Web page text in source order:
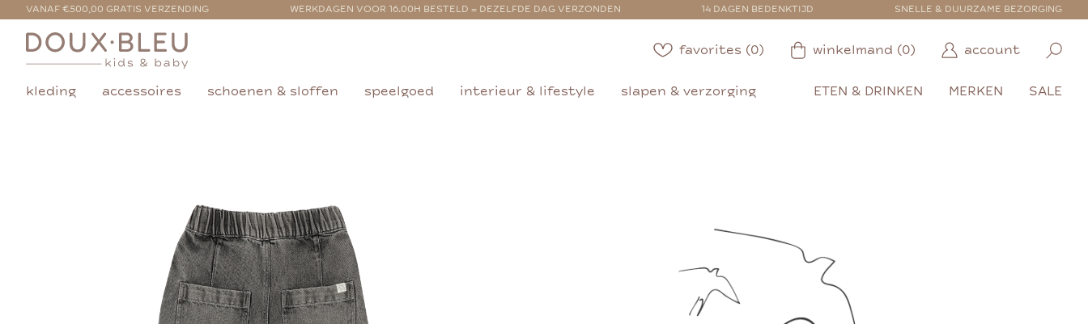
VANAF €500,00 GRATIS VERZENDING WERKDAGEN VOOR 16.00H BESTELD = DEZELFDE DAG VERZONDEN 14 DAGEN BEDENKTIJD SNELLE & DUURZAME BEZORGING
favorites (0) winkelmand (0) account
kleding accessoires schoenen & sloffen speelgoed interieur & lifestyle slapen & verzorging ETEN & DRINKEN MERKEN SALE